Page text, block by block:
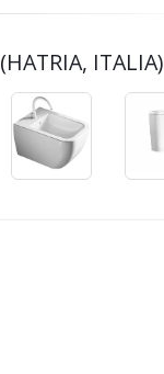
(HATRIA, ITALIA)